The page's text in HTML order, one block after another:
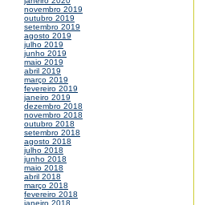
novembro 2019
outubro 2019
setembro 2019
agosto 2019
julho 2019
junho 2019
maio 2019
abril 2019
março 2019
fevereiro 2019
janeiro 2019
dezembro 2018
novembro 2018
outubro 2018
setembro 2018
agosto 2018
julho 2018
junho 2018
maio 2018
abril 2018
março 2018
fevereiro 2018